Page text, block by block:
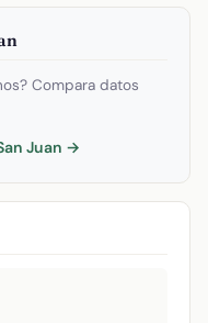
Compara datos
Juan →